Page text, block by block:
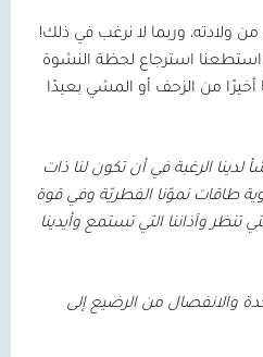
من ولادته، وربما لا نرغب في ذلك!
استرجاع لحظة النشوة
أخيرًا من الزحف أو المشي بعيدًا
لدينا الرغبة في أن تكون لنا ذات
طاقات نموّنا الفطريّة وفي قوة
تنظر وآذاننا التي تستمع وأيدينا
والانفصال من الرضيع إلى